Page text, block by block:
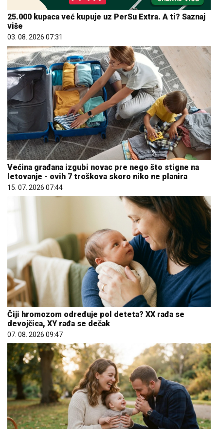
25.000 kupaca već kupuje uz PerSu Extra. A ti? Saznaj
više
03. 08. 2026 07:31
Većina građana izgubi novac pre nego što stigne na
letovanje - ovih 7 troškova skoro niko ne planira
15. 07. 2026 07:44
Čiji hromozom određuje pol deteta? XX rađa se
devojčica, XY rađa se dečak
07. 08. 2026 09:47